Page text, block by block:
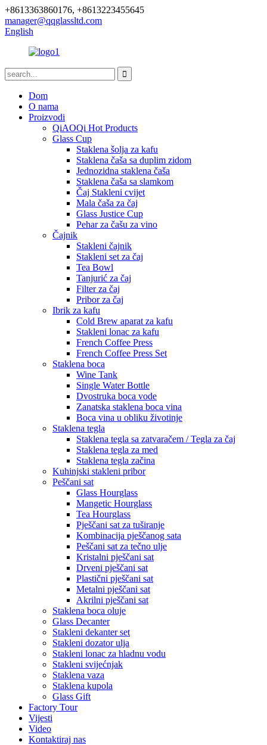
+8613363860176, +8613223455645
manager@qqglassltd.com
English
Dom
O nama
Proizvodi
QiAOQi Hot Products
Glass Cup
Staklena šolja za kafu
Staklena čaša sa duplim zidom
Jednozidna staklena čaša
Staklena čaša sa slamkom
Čaj Stakleni cvijet
Mala čaša za čaj
Glass Justice Cup
Pehar za čašu za vino
Čajnik
Stakleni čajnik
Stakleni set za čaj
Tea Bowl
Tanjurić za čaj
Filter za čaj
Pribor za čaj
Ibrik za kafu
Cold Brew aparat za kafu
Stakleni lonac za kafu
French Coffee Press
French Coffee Press Set
Staklena boca
Wine Tank
Single Water Bottle
Dvostruka boca vode
Zanatska staklena boca vina
Boca vina u obliku životinje
Staklena tegla
Staklena tegla sa zatvaračem / Tegla za čaj
Staklena tegla za med
Staklena tegla začina
Kuhinjski stakleni pribor
Peščani sat
Glass Hourglass
Mangetic Hourglass
Tea Hourglass
Pješčani sat za tuširanje
Kombinacija pješčanog sata
Peščani sat za tečno ulje
Kristalni pješčani sat
Drveni pješčani sat
Plastični pješčani sat
Metalni pješčani sat
Akrilni pješčani sat
Staklena boca oluje
Glass Decanter
Stakleni dekanter set
Stakleni dozator ulja
Stakleni lonac za hladnu vodu
Stakleni svijećnjak
Staklena vaza
Staklena kupola
Glass Gift
Factory Tour
Vijesti
Video
Kontaktiraj nas